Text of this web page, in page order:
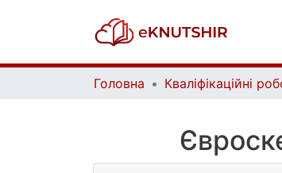
Головна